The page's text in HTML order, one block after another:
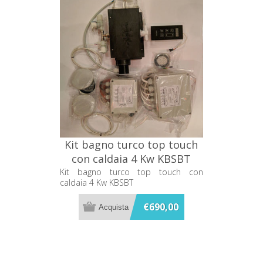
Kit bagno turco top touch
con caldaia 4 Kw KBSBT
Kit bagno turco top touch con
caldaia 4 Kw KBSBT
€690,00